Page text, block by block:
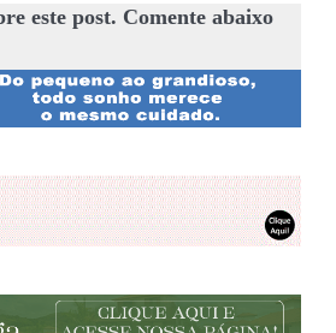
este post. Comente abaixo